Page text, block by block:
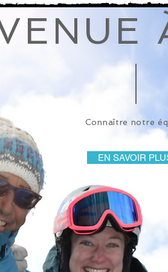
Connaître notre
EN SAVOIR